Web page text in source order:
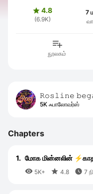
 4.8
(6.9K)
7
நூலகம்
𝚁𝚘𝚜𝚕𝚒𝚗𝚎
5K ஃபாலோவர்ஸ்
Chapters
1. மோக மின்னலின்
 5K+  4.8  7